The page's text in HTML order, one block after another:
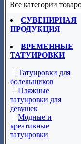
Все категории
СУВЕНИРНАЯ
ПРОДУКЦИЯ
ВРЕМЕННЫЕ
ТАТУИРОВКИ
Татуировки для
болельщиков
Пляжные
татуировки для
девушек
Модные и
креативные
татуировки